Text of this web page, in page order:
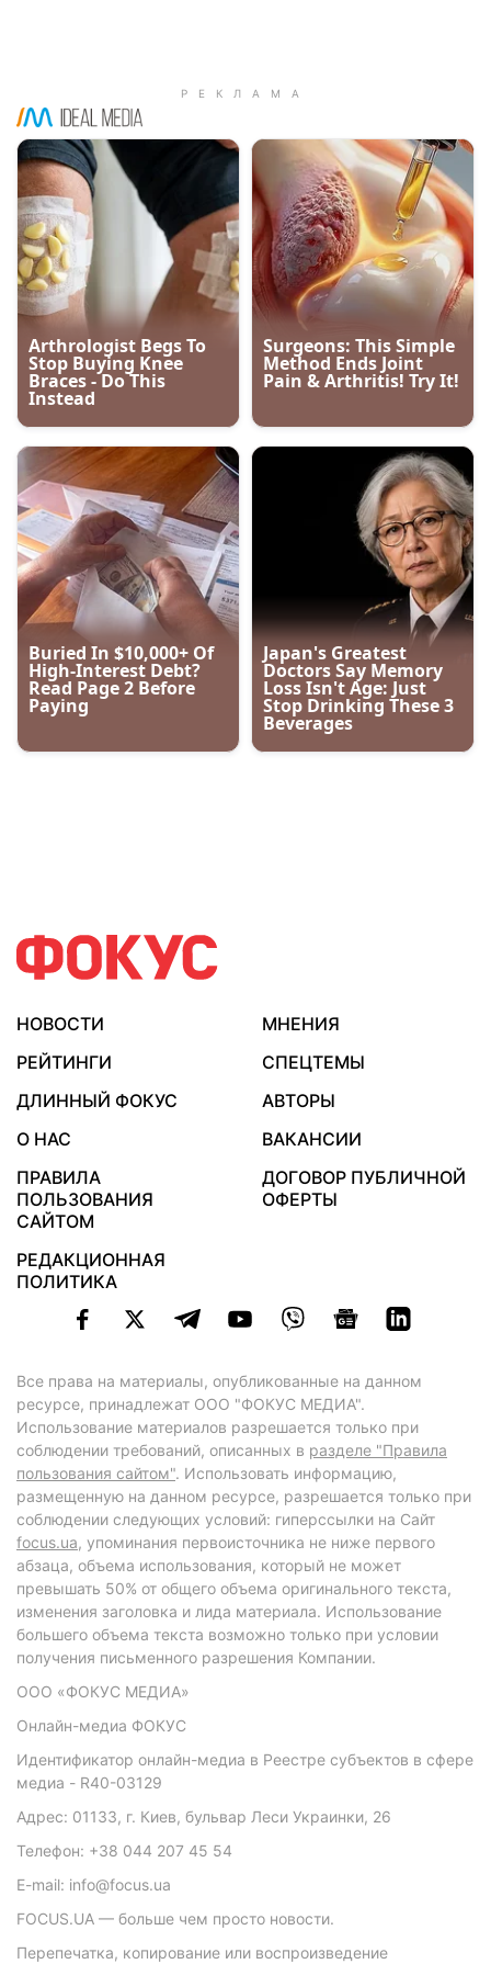
НОВОСТИ
МНЕНИЯ
РЕЙТИНГИ
СПЕЦТЕМЫ
ДЛИННЫЙ ФОКУС
АВТОРЫ
О НАС
ВАКАНСИИ
ПРАВИЛА
ПОЛЬЗОВАНИЯ
САЙТОМ
ДОГОВОР ПУБЛИЧНОЙ
ОФЕРТЫ
РЕДАКЦИОННАЯ
ПОЛИТИКА
Все права на материалы, опубликованные на данном
ресурсе, принадлежат ООО "ФОКУС МЕДИА".
Использование материалов разрешается только при
соблюдении требований, описанных в разделе "Правила
пользования сайтом". Использовать информацию,
размещенную на данном ресурсе, разрешается только при
соблюдении следующих условий: гиперссылки на Сайт
focus.ua, упоминания первоисточника не ниже первого
абзаца, объема использования, который не может
превышать 50% от общего объема оригинального текста,
изменения заголовка и лида материала. Использование
большего объема текста возможно только при условии
получения письменного разрешения Компании.
ООО «ФОКУС МЕДИА»
Онлайн-медиа ФОКУС
Идентификатор онлайн-медиа в Реестре субъектов в сфере
медиа - R40-03129
Адрес: 01133, г. Киев, бульвар Леси Украинки, 26
Телефон: +38 044 207 45 54
E-mail: info@focus.ua
FOCUS.UA — больше чем просто новости.
Перепечатка, копирование или воспроизведение